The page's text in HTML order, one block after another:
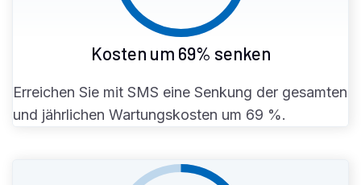
Kosten um 69% senken
Erreichen Sie mit SMS eine Senkung der gesamten
und jährlichen Wartungskosten um 69 %.